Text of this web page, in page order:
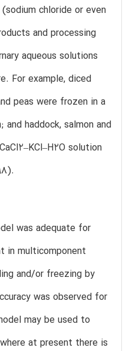
chloride or even
and processing
aqueous solutions
For example, diced
peas were frozen in a
and haddock, salmon and
solution
was adequate for
in multicomponent
and/or freezing by
was observed for
may be used to
at present there is